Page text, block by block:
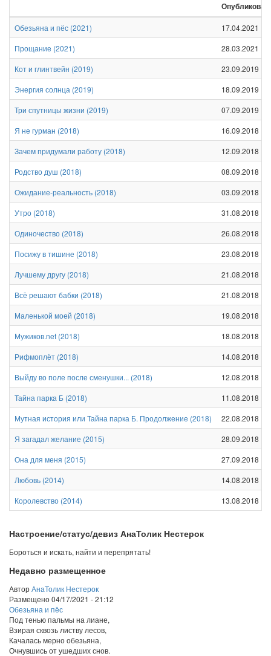
Обезьяна и пёс (2021)
17.04.2021
Прощание (2021)
28.03.2021
Кот и глинтвейн (2019)
23.09.2019
Энергия солнца (2019)
18.09.2019
Три спутницы жизни (2019)
07.09.2019
Я не гурман (2018)
16.09.2018
Зачем придумали работу (2018)
12.09.2018
Родство душ (2018)
08.09.2018
Ожидание-реальность (2018)
03.09.2018
Утро (2018)
31.08.2018
Одиночество (2018)
26.08.2018
Посижу в тишине (2018)
23.08.2018
Лучшему другу (2018)
21.08.2018
Всё решают бабки (2018)
21.08.2018
Маленькой моей (2018)
19.08.2018
Мужиков.net (2018)
18.08.2018
Рифмоплёт (2018)
14.08.2018
Выйду во поле после сменушки... (2018)
12.08.2018
Тайна парка Б (2018)
11.08.2018
Мутная история или Тайна парка Б. Продолжение (2018)
22.08.2018
Я загадал желание (2015)
28.09.2018
Она для меня (2015)
27.09.2018
Любовь (2014)
14.08.2018
Королевство (2014) 13.08.2018
Настроение/статус/девиз АнаТолик Нестерок
Бороться и искать, найти и перепрятать!
Недавно размещенное
АвторАнаТолик Нестерок
Размещено04/17/2021 - 21:12
Обезьяна и пёс
Под тенью пальмы на лиане,
Взирая сквозь листву лесов,
Качалась мерно обезьяна,
Очнувшись от ушедших снов.